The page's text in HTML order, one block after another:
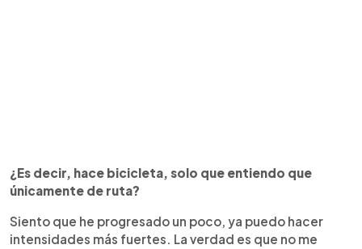
¿Es decir, hace bicicleta, solo que entiendo que
únicamente de ruta?
Siento que he progresado un poco, ya puedo hacer
intensidades más fuertes. La verdad es que no me